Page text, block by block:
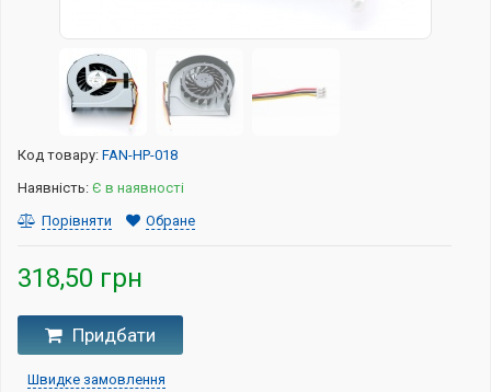
Код товару: FAN-HP-018
Наявність: Є в наявності
Порівняти
Обране
318,50 грн
Придбати
Швидке замовлення